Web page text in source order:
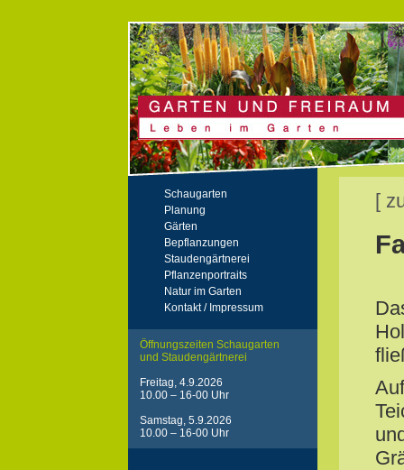
Schaugarten
Planung
Gärten
Bepflanzungen
Staudengärtnerei
Pflanzenportraits
Natur im Garten
Kontakt / Impressum
Öffnungszeiten Schaugarten
und Staudengärtnerei
Freitag, 4.9.2026
10.00 – 16-00 Uhr
Samstag, 5.9.2026
10.00 – 16-00 Uhr
[